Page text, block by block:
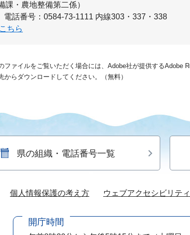
課・農地整備第二係）
電話番号：0584-73-1111 内線303・337・338
ちら
ファイルをご覧いただく場合には、Adobe社が提供するAdobe
からダウンロードしてください。（無料）
県の組織・電話番号一覧
個人情報保護の考え方 ウェブアクセシビリテ
開庁時間